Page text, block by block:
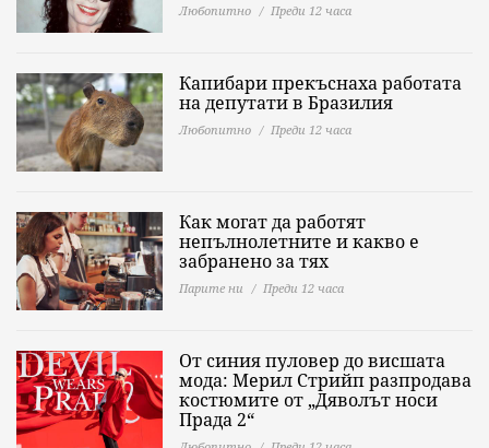
Любопитно Преди 12 часа
Капибари прекъснаха работата
на депутати в Бразилия
Любопитно Преди 12 часа
Как могат да работят
непълнолетните и какво е
забранено за тях
Парите ни Преди 12 часа
От синия пуловер до висшата
мода: Мерил Стрийп разпродава
костюмите от „Дяволът носи
Прада 2“